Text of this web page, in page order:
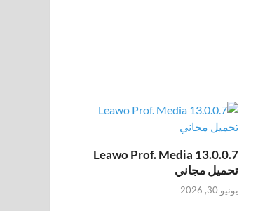
Leawo Prof. Media 13.0.0.7
تحميل مجاني
يونيو 30, 2026